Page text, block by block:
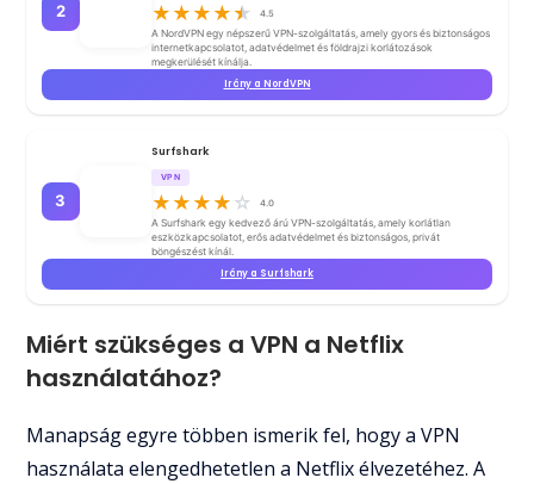
2 ★ ★ ★ ★★ 4.5
A NordVPN egy népszerű VPN-szolgáltatás, amely gyors és biztonságos
internetkapcsolatot, adatvédelmet és földrajzi korlátozások
megkerülését kínálja.
Irány a NordVPN
3
Surfshark
VPN
★ ★ ★ ★ ☆ 4.0
A Surfshark egy kedvező árú VPN-szolgáltatás, amely korlátlan
eszközkapcsolatot, erős adatvédelmet és biztonságos, privát
böngészést kínál.
Irány a Surfshark
Miért szükséges a VPN a Netflix
használatához?
Manapság egyre többen ismerik fel, hogy a VPN
használata elengedhetetlen a Netflix élvezetéhez. A